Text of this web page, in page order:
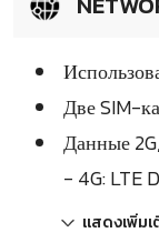
Две SIM-
Данные
- 4G: LTE
แสดงเพิ่มเ